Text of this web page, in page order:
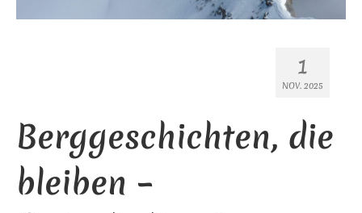
1
NOV. 2025
Berggeschichten, die
bleiben –